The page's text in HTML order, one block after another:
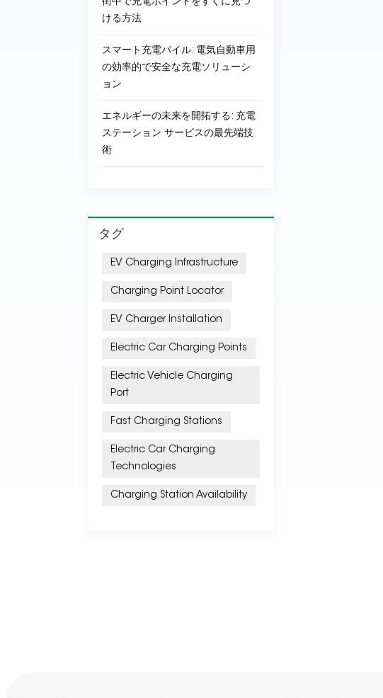
街中で充電ポイントをすぐに見つ
ける方法
スマート充電パイル: 電気自動車用
の効率的で安全な充電ソリューシ
ョン
エネルギーの未来を開拓する: 充電
ステーション サービスの最先端技
術
タグ
EV Charging Infrastructure
Charging Point Locator
EV Charger Installation
Electric Car Charging Points
Electric Vehicle Charging
Port
Fast Charging Stations
Electric Car Charging
Technologies
Charging Station Availability